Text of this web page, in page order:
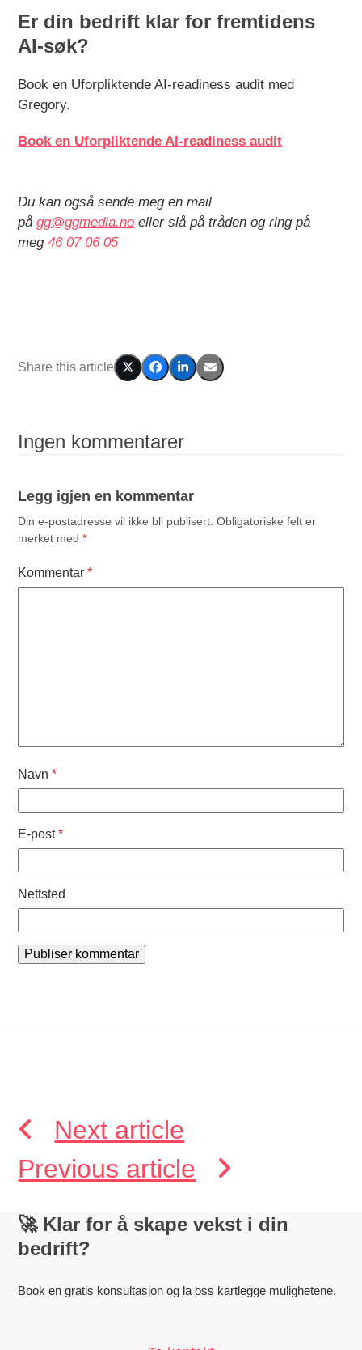
Er din bedrift klar for fremtidens
AI-søk?
Book en Uforpliktende AI-readiness audit med
Gregory.
Book en Uforpliktende AI-readiness audit
Du kan også sende meg en mail
pågg@ggmedia.no eller slå på tråden og ring på
meg46 07 06 05
Share this article
Ingen kommentarer
Legg igjen en kommentar
Din e-postadresse vil ikke bli publisert. Obligatoriske felt er
merket med*
Kommentar*
Navn*
E-post*
Nettsted
Next article
Previous article
🚀 Klar for å skape vekst i din
bedrift?
Book en gratis konsultasjon og la oss kartlegge mulighetene.